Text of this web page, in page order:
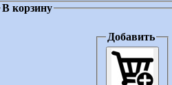
В корзину
Добавить